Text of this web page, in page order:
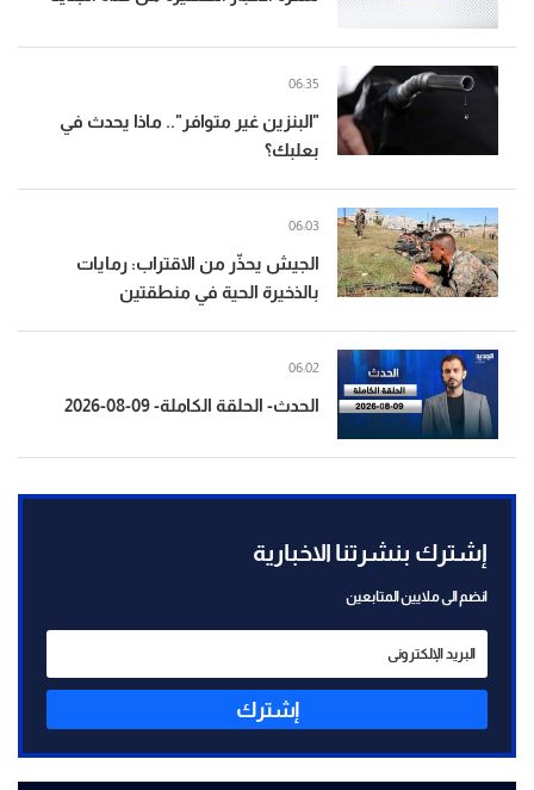
"البنزين غير متوافر".. ماذا يحدث في
بعلبك؟
06:35
الجيش يحذّر من الاقتراب: رمايات
بالذخيرة الحية في منطقتين
06:03
الحدث- الحلقة الكاملة- 09-08-2026
06:02
إشترك بنشرتنا الاخبارية
انضم الى ملايين المتابعين
إشترك